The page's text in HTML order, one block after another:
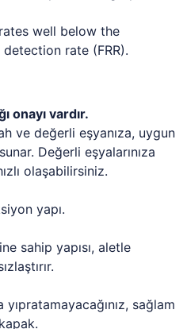
well below the
rate (FRR).
onayı vardır.
ve değerli eşyanıza, uygun
Değerli eşyalarınıza
olaşabilirsiniz.
yapı.
sahip yapısı, aletle
sağlam